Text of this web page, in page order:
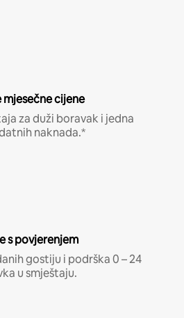
cijene
za duži boravak i jedna
naknada.*
s povjerenjem
gostiju i podrška 0 – 24
u smještaju.